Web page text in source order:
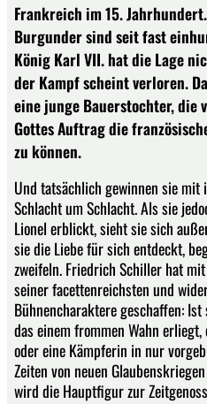
Frankreich im 15.
Burgunder sind seit fast
König Karl VII. hat die Lage
der Kampf scheint verloren.
eine junge Bauerstochter, die
Gottes Auftrag die
zu können.
Und tatsächlich gewinnen sie mit
Schlacht um Schlacht. Als sie
Lionel erblickt, sieht sie sich
sie die Liebe für sich entdeckt,
zweifeln. Friedrich Schiller hat
seiner facettenreichsten und
Bühnencharaktere geschaffen:
das einem frommen Wahn
oder eine Kämpferin in nur
Zeiten von neuen
wird die Hauptfigur zur